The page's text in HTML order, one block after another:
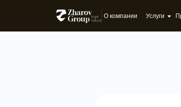
О компании Услуги Практики